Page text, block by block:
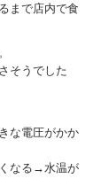
まで店内で食
そうでした
な電圧がかか
なる→水温が